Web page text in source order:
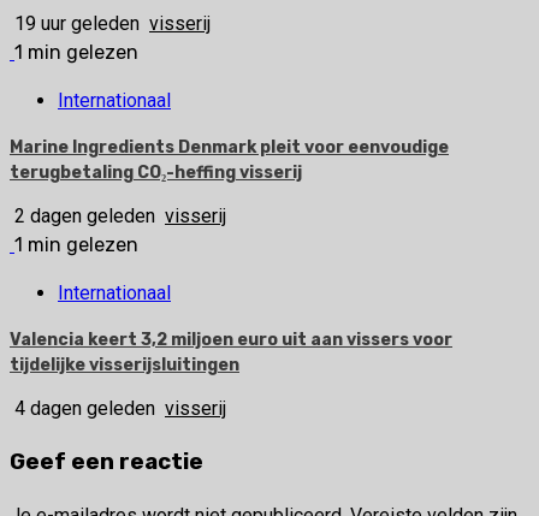
19 uur geleden visserij
1 min gelezen
Internationaal
Marine Ingredients Denmark pleit voor eenvoudige
terugbetaling CO₂-heffing visserij
2 dagen geleden visserij
1 min gelezen
Internationaal
Valencia keert 3,2 miljoen euro uit aan vissers voor
tijdelijke visserijsluitingen
4 dagen geleden visserij
Geef een reactie